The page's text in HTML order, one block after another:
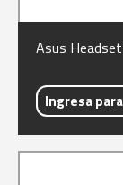
Asus
Ingresa